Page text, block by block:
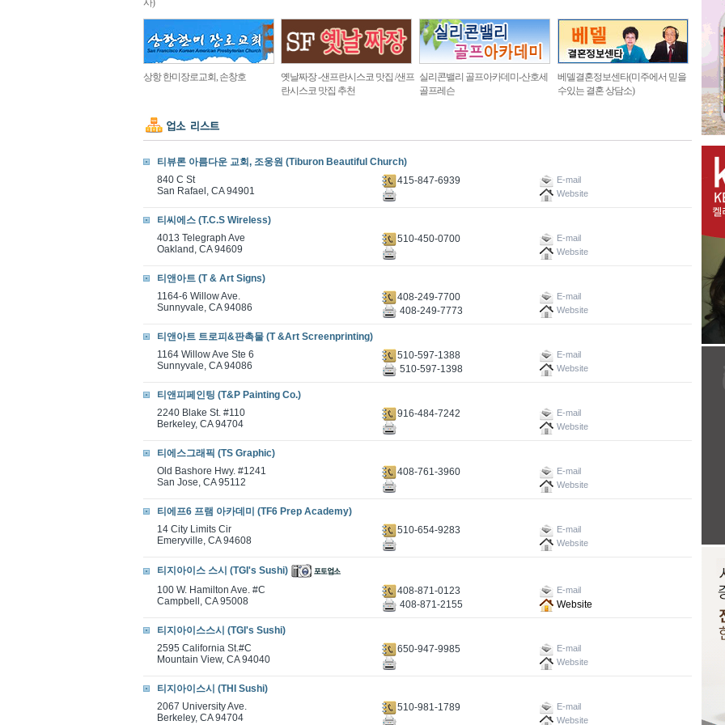
사)
상항 한미장로교회, 손창호
옛날짜장 -샌프란시스코 맛집 /샌프
란시스코 맛집 추천
실리콘밸리 골프아카데미-산호세
골프레슨
베델결혼정보센타(미주에서 믿을
수있는 결혼 상담소)
티뷰론 아름다운 교회, 조웅원 (Tiburon Beautiful Church)
840 C St
San Rafael, CA 94901
415-847-6939
E-mail
Website
티씨에스 (T.C.S Wireless)
4013 Telegraph Ave
Oakland, CA 94609
510-450-0700
E-mail
Website
티앤아트 (T & Art Signs)
1164-6 Willow Ave.
Sunnyvale, CA 94086
408-249-7700 E-mail
408-249-7773 Website
티앤아트 트로피&판촉물 (T &Art Screenprinting)
1164 Willow Ave Ste 6
Sunnyvale, CA 94086
510-597-1388 E-mail
510-597-1398 Website
티앤피페인팅 (T&P Painting Co.)
2240 Blake St. #110
Berkeley, CA 94704
916-484-7242
E-mail
Website
티에스그래픽 (TS Graphic)
Old Bashore Hwy. #1241
San Jose, CA 95112
408-761-3960
E-mail
Website
티에프6 프램 아카데미 (TF6 Prep Academy)
14 City Limits Cir
Emeryville, CA 94608
510-654-9283
E-mail
Website
티지아이스 스시 (TGI's Sushi)
100 W. Hamilton Ave. #C
Campbell, CA 95008
408-871-0123 E-mail
408-871-2155 Website
티지아이스스시 (TGI's Sushi)
2595 California St.#C
Mountain View, CA 94040
650-947-9985
E-mail
Website
티지아이스시 (THI Sushi)
2067 University Ave.
Berkeley, CA 94704
510-981-1789
E-mail
Website